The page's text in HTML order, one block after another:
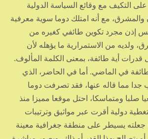
على التكيف مع وقائع السياسة الدولية
والمشرق، مع أنه امتلك دوما سوية معرفية
ليس إذن مجرد تكوين طائفي كغيره من
ولديه من الاستمرارية ما يؤهله لأن
أية طائفة، بمعنى الكلمة المألوف.
في الماضي. أما في الحاضر، الذي
جدا مما قاله عنها، فقد تصرفت دوما
صلبا ومتماسكا، احتل موقعا مميزا منذ
دولية أقرت عبر مواثيق وترتيبات
جعلته يسيطر على منطقة جغرافية معينة